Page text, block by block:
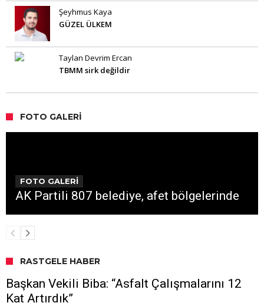
Şeyhmus Kaya
GÜZEL ÜLKEM
Taylan Devrim Ercan
TBMM sirk değildir
FOTO GALERI
FOTO GALERİ
AK Partili 807 belediye, afet bölgelerinde
RASTGELE HABER
Başkan Vekili Biba: “Asfalt Çalışmalarını 12
Kat Artırdık”